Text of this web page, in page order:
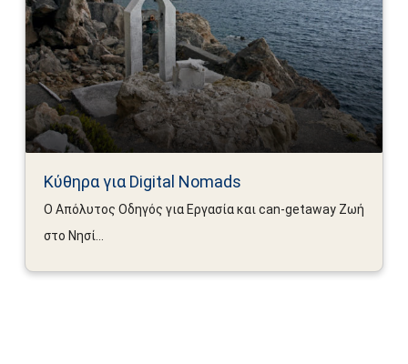
Κύθηρα για Digital Nomads
Ο Απόλυτος Οδηγός για Εργασία και can-getaway Ζωή
στο Νησί...